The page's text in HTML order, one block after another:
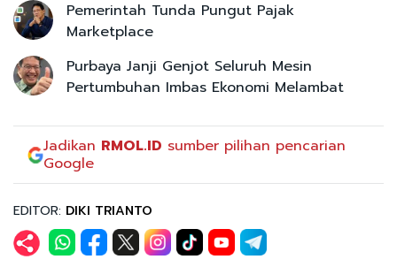
Pemerintah Tunda Pungut Pajak
Marketplace
Purbaya Janji Genjot Seluruh Mesin
Pertumbuhan Imbas Ekonomi Melambat
Jadikan RMOL.ID sumber pilihan pencarian
Google
EDITOR: DIKI TRIANTO